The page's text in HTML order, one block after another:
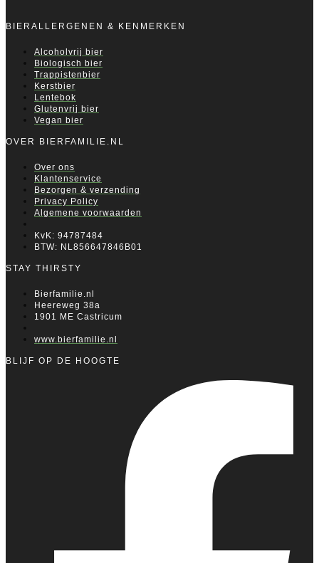
BIERALLERGENEN & KENMERKEN
Alcoholvrij bier
Biologisch bier
Trappistenbier
Kerstbier
Lentebok
Glutenvrij bier
Vegan bier
OVER BIERFAMILIE.NL
Over ons
Klantenservice
Bezorgen & verzending
Privacy Policy
Algemene voorwaarden
KvK: 94787484
BTW: NL856647846B01
STAY THIRSTY
Bierfamilie.nl
Heereweg 38a
1901 ME Castricum
www.bierfamilie.nl
BLIJF OP DE HOOGTE